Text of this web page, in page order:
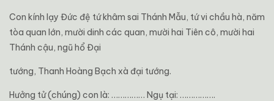
Con kính lạy Đức đệ tứ khâm sai Thánh Mẫu, tứ vi chầu hà, năm
tòa quan lớn, mười dinh các quan, mười hai Tiên cô, mười hai
Thánh cậu, ngũ hổ Đại
tướng, Thanh Hoàng Bạch xà đại tướng.
Hưởng tử (chúng) con là: …………… Ngụ tại: …………….